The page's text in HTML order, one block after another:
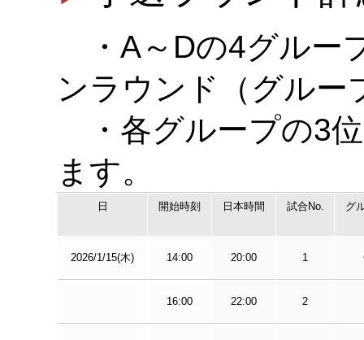
・A～Dの4グルー
ンラウンド（グルー
・各グループの3
ます。
日 開始時刻 日本時間 試合No. グ
2026/1/15(木) 14:00 20:00 1
16:00 22:00 2